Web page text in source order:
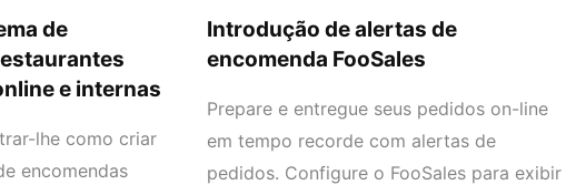
de
e internas
lhe como criar
encomendas
Introdução de alertas de
encomenda FooSales
Prepare e entregue seus pedidos on-line
em tempo recorde com alertas de
pedidos. Configure o FooSales para exibir